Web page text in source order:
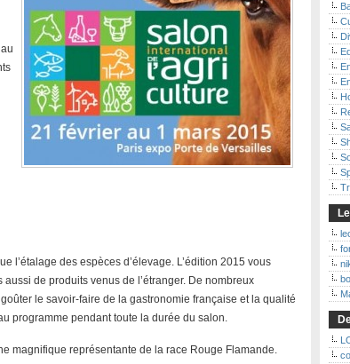
l’étalage des espèces d’élevage. L’édition 2015 vous
de produits venus de l’étranger. De nombreux
le savoir-faire de la gastronomie française et la qualité
programme pendant toute la durée du salon.
magnifique représentante de la race Rouge Flamande.